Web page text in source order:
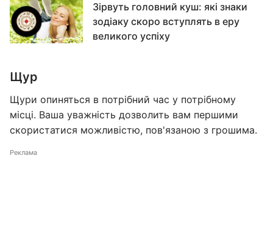
Зірвуть головний куш: які знаки
зодіаку скоро вступлять в еру
великого успіху
Щур
Щури опиняться в потрібний час у потрібному
місці. Ваша уважність дозволить вам першими
скористатися можливістю, пов'язаною з грошима.
Реклама